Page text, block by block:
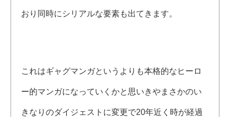
おり同時にシリアルな要素も出てきます。
これはギャグマンガというよりも本格的なヒーロ
ー的マンガになっていくかと思いきやまさかのい
きなりのダイジェストに変更で20年近く時が経過